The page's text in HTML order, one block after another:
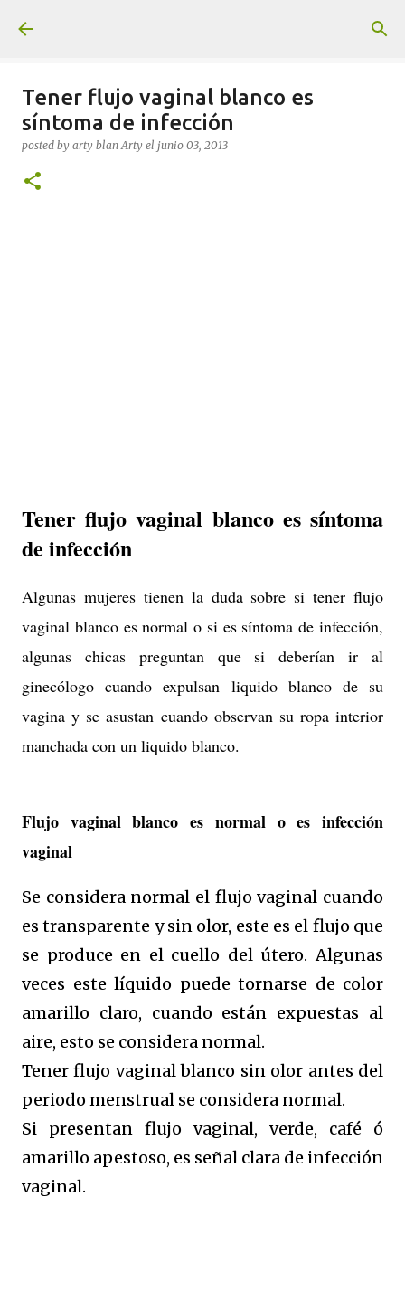
Tener flujo vaginal blanco es
síntoma de infección
posted by arty blanArty el junio 03, 2013
Tener flujo vaginal blanco es síntoma
de infección
Algunas mujeres tienen la duda sobre si tener flujo
vaginal blanco es normal o si es síntoma de infección,
algunas chicas preguntan que si deberían ir al
ginecólogo cuando expulsan liquido blanco de su
vagina y se asustan cuando observan su ropa interior
manchada con un liquido blanco.
Flujo vaginal blanco es normal o es infección
vaginal
Se considera normal el flujo vaginal cuando
es transparente y sin olor, este es el flujo que
se produce en el cuello del útero. Algunas
veces este líquido puede tornarse de color
amarillo claro, cuando están expuestas al
aire, esto se considera normal.
Tener flujo vaginal blanco sin olor antes del
periodo menstrual se considera normal.
Si presentan flujo vaginal, verde, café ó
amarillo apestoso, es señal clara de infección
vaginal.